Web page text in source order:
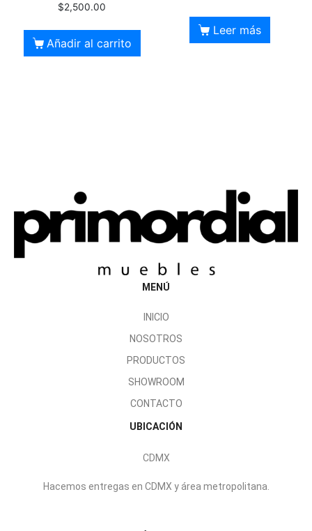
$2,500.00
Añadir al carrito
Leer más
MENÚ
INICIO
NOSOTROS
PRODUCTOS
SHOWROOM
CONTACTO
UBICACIÓN
CDMX
Hacemos entregas en CDMX y área metropolitana.